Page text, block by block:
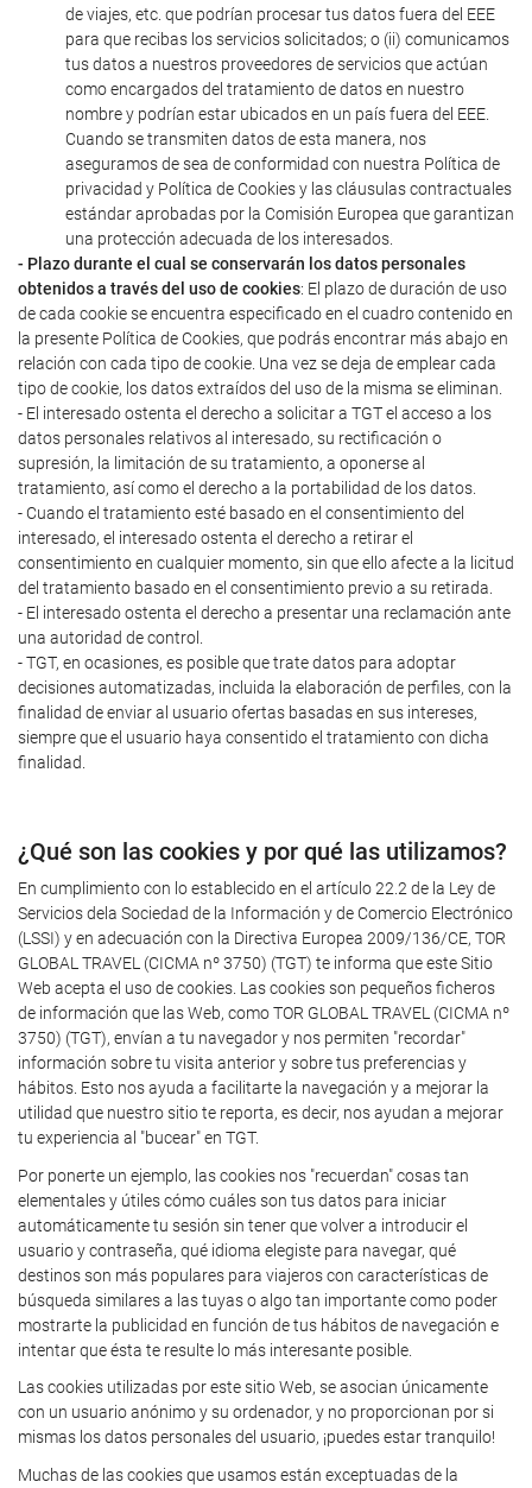
de viajes, etc. que podrían procesar tus datos fuera del EEE
para que recibas los servicios solicitados; o (ii) comunicamos
tus datos a nuestros proveedores de servicios que actúan
como encargados del tratamiento de datos en nuestro
nombre y podrían estar ubicados en un país fuera del EEE.
Cuando se transmiten datos de esta manera, nos
aseguramos de sea de conformidad con nuestra Política de
privacidad y Política de Cookies y las cláusulas contractuales
estándar aprobadas por la Comisión Europea que garantizan
una protección adecuada de los interesados.
- Plazo durante el cual se conservarán los datos personales
obtenidos a través del uso de cookies: El plazo de duración de uso
de cada cookie se encuentra especificado en el cuadro contenido en
la presente Política de Cookies, que podrás encontrar más abajo en
relación con cada tipo de cookie. Una vez se deja de emplear cada
tipo de cookie, los datos extraídos del uso de la misma se eliminan.
- El interesado ostenta el derecho a solicitar a TGT el acceso a los
datos personales relativos al interesado, su rectificación o
supresión, la limitación de su tratamiento, a oponerse al
tratamiento, así como el derecho a la portabilidad de los datos.
- Cuando el tratamiento esté basado en el consentimiento del
interesado, el interesado ostenta el derecho a retirar el
consentimiento en cualquier momento, sin que ello afecte a la licitud
del tratamiento basado en el consentimiento previo a su retirada.
- El interesado ostenta el derecho a presentar una reclamación ante
una autoridad de control.
- TGT, en ocasiones, es posible que trate datos para adoptar
decisiones automatizadas, incluida la elaboración de perfiles, con la
finalidad de enviar al usuario ofertas basadas en sus intereses,
siempre que el usuario haya consentido el tratamiento con dicha
finalidad.
¿Qué son las cookies y por qué las utilizamos?
En cumplimiento con lo establecido en el artículo 22.2 de la Ley de
Servicios dela Sociedad de la Información y de Comercio Electrónico
(LSSI) y en adecuación con la Directiva Europea 2009/136/CE, TOR
GLOBAL TRAVEL (CICMA nº 3750) (TGT) te informa que este Sitio
Web acepta el uso de cookies. Las cookies son pequeños ficheros
de información que las Web, como TOR GLOBAL TRAVEL (CICMA nº
3750) (TGT), envían a tu navegador y nos permiten "recordar"
información sobre tu visita anterior y sobre tus preferencias y
hábitos. Esto nos ayuda a facilitarte la navegación y a mejorar la
utilidad que nuestro sitio te reporta, es decir, nos ayudan a mejorar
tu experiencia al "bucear" en TGT.
Por ponerte un ejemplo, las cookies nos "recuerdan" cosas tan
elementales y útiles cómo cuáles son tus datos para iniciar
automáticamente tu sesión sin tener que volver a introducir el
usuario y contraseña, qué idioma elegiste para navegar, qué
destinos son más populares para viajeros con características de
búsqueda similares a las tuyas o algo tan importante como poder
mostrarte la publicidad en función de tus hábitos de navegación e
intentar que ésta te resulte lo más interesante posible.
Las cookies utilizadas por este sitio Web, se asocian únicamente
con un usuario anónimo y su ordenador, y no proporcionan por si
mismas los datos personales del usuario, ¡puedes estar tranquilo!
Muchas de las cookies que usamos están exceptuadas de la